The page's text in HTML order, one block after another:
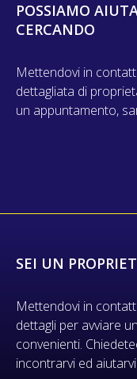
POSSIAMO
CERCANDO
Mettendovi in
dettagliata di
un appuntamento,
SEI UN
Mettendovi in
dettagli per avviare
convenienti.
incontrarvi ed aiutarvi